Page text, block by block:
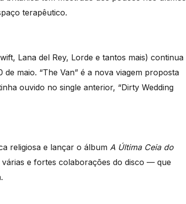
terapêutico.
Lana del Rey, Lorde e tantos mais) continua
maio. “The Van” é a nova viagem proposta
ouvido no single anterior, “Dirty Wedding
religiosa e lançar o álbum A Última Ceia do
e fortes colaborações do disco — que